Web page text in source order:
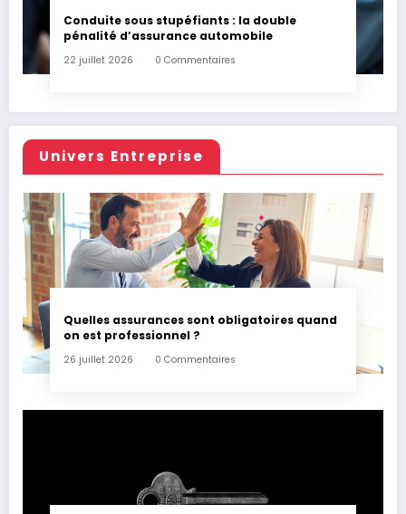
Conduite sous stupéfiants : la double
pénalité d’assurance automobile
22 juillet 2026 0 Commentaires
Univers Entreprise
Quelles assurances sont obligatoires quand
on est professionnel ?
26 juillet 2026 0 Commentaires